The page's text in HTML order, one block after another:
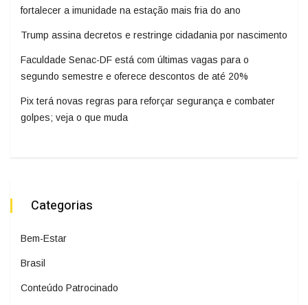
fortalecer a imunidade na estação mais fria do ano
Trump assina decretos e restringe cidadania por nascimento
Faculdade Senac-DF está com últimas vagas para o
segundo semestre e oferece descontos de até 20%
Pix terá novas regras para reforçar segurança e combater
golpes; veja o que muda
Categorias
Bem-Estar
Brasil
Conteúdo Patrocinado